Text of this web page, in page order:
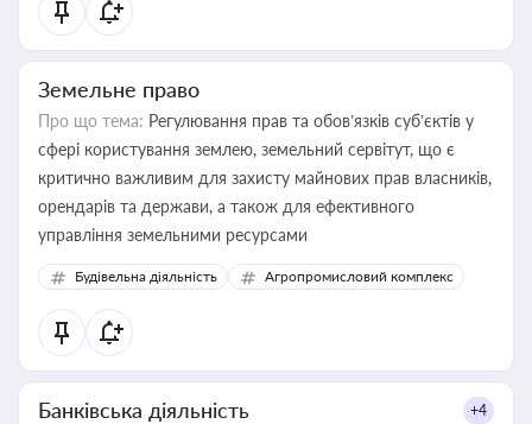
Земельне право
Про що тема: Регулювання прав та обов’язків суб’єктів у
сфері користування землею, земельний сервітут, що є
критично важливим для захисту майнових прав власників,
орендарів та держави, а також для ефективного
управління земельними ресурсами
Будівельна діяльність Агропромисловий комплекс
Банківська діяльність +4